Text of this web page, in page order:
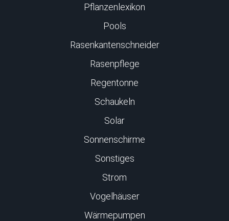
Pflanzenlexikon
Pools
Rasenkantenschneider
Rasenpflege
Regentonne
Schaukeln
Solar
Sonnenschirme
Sonstiges
Strom
Vogelhäuser
Wärmepumpen